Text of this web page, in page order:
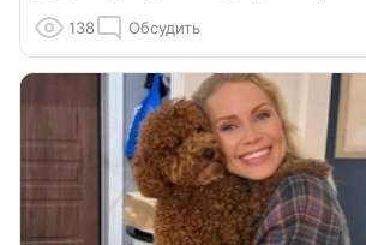
138 Обсудить